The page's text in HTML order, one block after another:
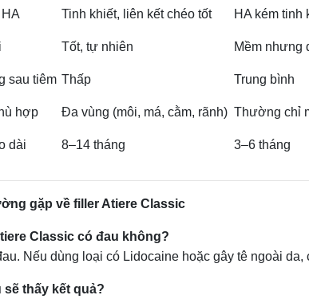
Tinh khiết, liên kết chéo tốt HA kém tinh
Tốt, tự nhiên Mềm nhưng
sau tiêm Thấp Trung bình
hợp Đa vùng (môi, má, cằm, rãnh) Thường chỉ
dài 8–14 tháng 3–6 tháng
gặp về filler Atiere Classic
Classic có đau không?
Nếu dùng loại có Lidocaine hoặc gây tê ngoài da,
sẽ thấy kết quả?